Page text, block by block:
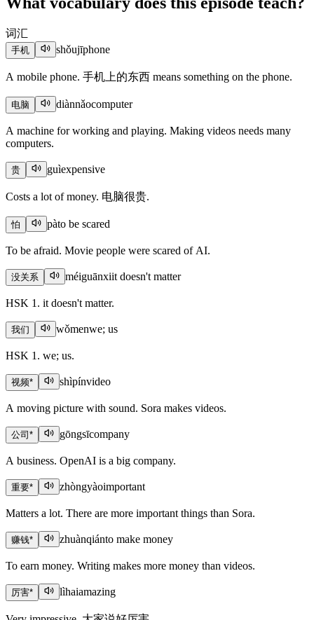
词汇
手机 shǒujīphone
A mobile phone. 手机上的东西 means something on the phone.
电脑 diànnǎocomputer
A machine for working and playing. Making videos needs many
computers.
贵 guìexpensive
Costs a lot of money. 电脑很贵.
怕 pàto be scared
To be afraid. Movie people were scared of AI.
没关系 méiguānxiit doesn't matter
HSK 1. it doesn't matter.
我们 wǒmenwe; us
HSK 1. we; us.
视频* shìpínvideo
A moving picture with sound. Sora makes videos.
公司 * gōngsīcompany
A business. OpenAI is a big company.
重要* zhòngyàoimportant
Matters a lot. There are more important things than Sora.
赚钱* zhuànqiánto make money
To earn money. Writing makes more money than videos.
厉害* lìhaiamazing